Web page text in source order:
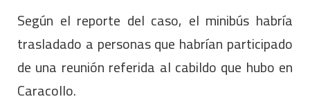
Según el reporte del caso, el minibús habría
trasladado a personas que habrían participado
de una reunión referida al cabildo que hubo en
Caracollo.